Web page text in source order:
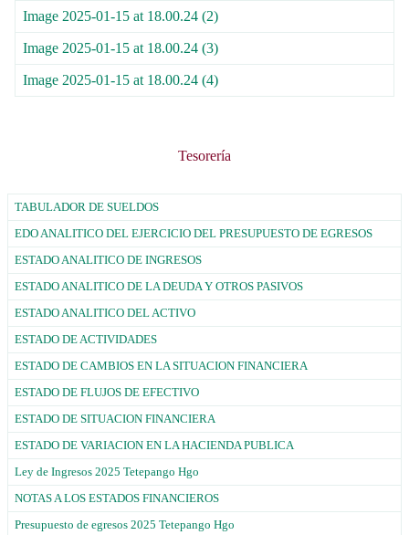
Image 2025-01-15 at 18.00.24 (2)
Image 2025-01-15 at 18.00.24 (3)
Image 2025-01-15 at 18.00.24 (4)
Tesorería
TABULADOR DE SUELDOS
EDO ANALITICO DEL EJERCICIO DEL PRESUPUESTO DE EGRESOS
ESTADO ANALITICO DE INGRESOS
ESTADO ANALITICO DE LA DEUDA Y OTROS PASIVOS
ESTADO ANALITICO DEL ACTIVO
ESTADO DE ACTIVIDADES
ESTADO DE CAMBIOS EN LA SITUACION FINANCIERA
ESTADO DE FLUJOS DE EFECTIVO
ESTADO DE SITUACION FINANCIERA
ESTADO DE VARIACION EN LA HACIENDA PUBLICA
Ley de Ingresos 2025 Tetepango Hgo
NOTAS A LOS ESTADOS FINANCIEROS
Presupuesto de egresos 2025 Tetepango Hgo